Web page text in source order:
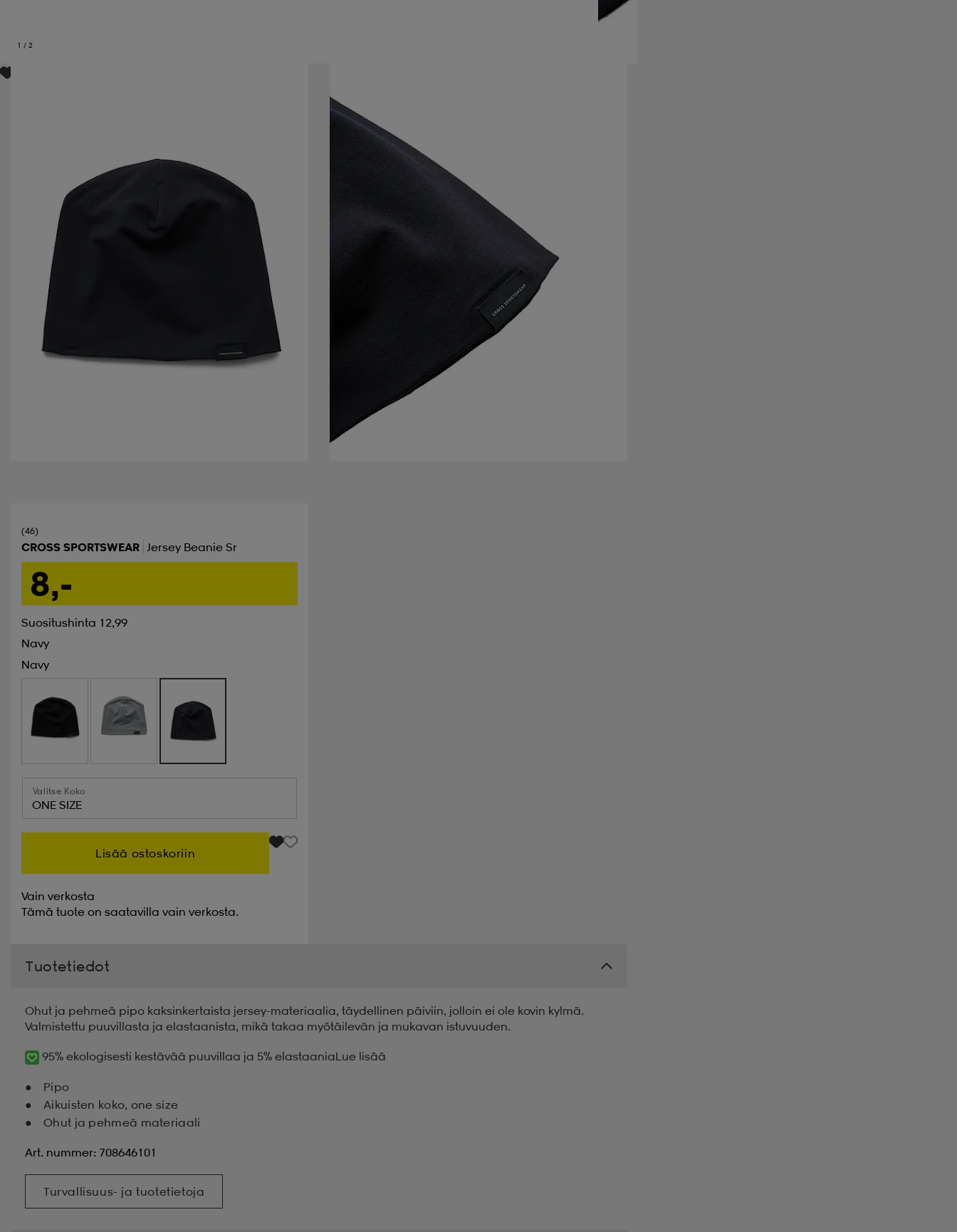
1 / 2
(46)
CROSS SPORTSWEAR Jersey Beanie Sr
8,-
Suositushinta 12,99
Navy
Navy
Valitse Koko
ONE SIZE
Lisää ostoskoriin
Vain verkosta
Tämä tuote on saatavilla vain verkosta.
Tuotetiedot
Ohut ja pehmeä pipo kaksinkertaista jersey-materiaalia, täydellinen päiviin, jolloin ei ole kovin kylmä.
Valmistettu puuvillasta ja elastaanista, mikä takaa myötäilevän ja mukavan istuvuuden.
95% ekologisesti kestävää puuvillaa ja 5% elastaaniaLue lisää
Pipo
Aikuisten koko, one size
Ohut ja pehmeä materiaali
Art. nummer: 708646101
Turvallisuus- ja tuotetietoja